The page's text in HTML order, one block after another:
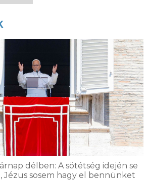
délben: A sötétség idején se
Jézus sosem hagy el bennünket